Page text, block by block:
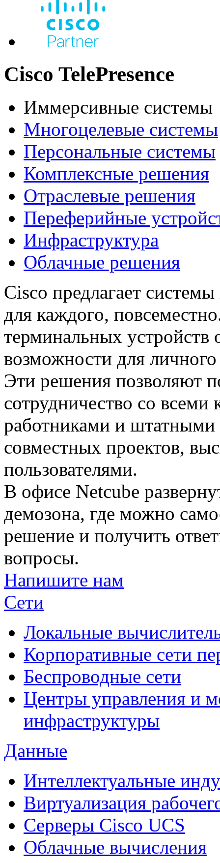
Cisco TelePresence
Иммерсивные системы
Многоцелевые системы
Персональные системы
Комплексные решения
Отраслевые решения
Переферийные
Инфраструктура
Облачные решения
Cisco предлагает
для каждого,
терминальных устройств
возможности для
Эти решения позволяют
сотрудничество со
работниками и штатными
совместных проектов,
пользователями.
В офисе Netcube
демозона, где можно
решение и получить
вопросы.
Напишите нам
Сети
Локальные
Корпоративные сети
Беспроводные сети
Центры управления и
инфраструктуры
Данные
Интеллектуальные
Виртуализация
Cерверы Cisco UCS
Облачные вычисления